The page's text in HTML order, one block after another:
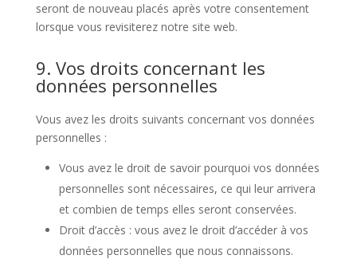
seront de nouveau placés après votre consentement
lorsque vous revisiterez notre site web.
9. Vos droits concernant les
données personnelles
Vous avez les droits suivants concernant vos données
personnelles :
Vous avez le droit de savoir pourquoi vos données
personnelles sont nécessaires, ce qui leur arrivera
et combien de temps elles seront conservées.
Droit d’accès : vous avez le droit d’accéder à vos
données personnelles que nous connaissons.